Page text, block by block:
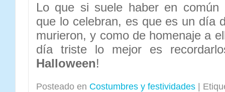
Lo que si suele haber en
que lo celebran, es que es un día
murieron, y como de homenaje a
día triste lo mejor es
Halloween!
Posteado en Costumbres y festividades